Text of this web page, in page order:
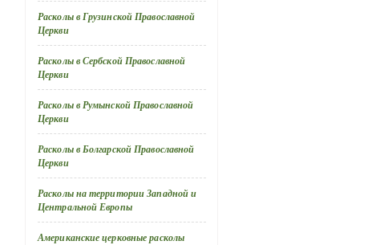
Расколы в Грузинской Православной
Церкви
Расколы в Сербской Православной
Церкви
Расколы в Румынской Православной
Церкви
Расколы в Болгарской Православной
Церкви
Расколы на территории Западной и
Центральной Европы
Американские церковные расколы